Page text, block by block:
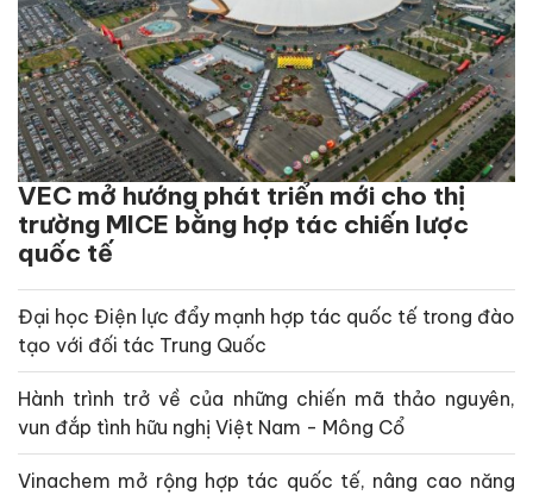
VEC mở hướng phát triển mới cho thị
trường MICE bằng hợp tác chiến lược
quốc tế
Đại học Điện lực đẩy mạnh hợp tác quốc tế trong đào
tạo với đối tác Trung Quốc
Hành trình trở về của những chiến mã thảo nguyên,
vun đắp tình hữu nghị Việt Nam - Mông Cổ
Vinachem mở rộng hợp tác quốc tế, nâng cao năng